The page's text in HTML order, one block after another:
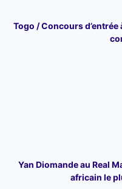
Togo / Concours d’entrée
Yan Diomande au Real
africain le